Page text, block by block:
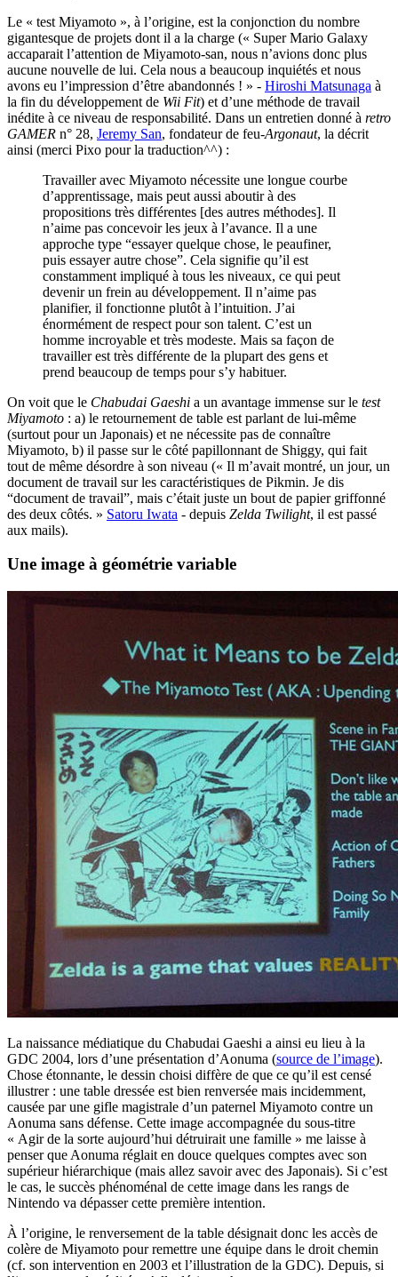
Le « test Miyamoto », à l’origine, est la conjonction du nombre
gigantesque de projets dont il a la charge (« Super Mario Galaxy
accaparait l’attention de Miyamoto-san, nous n’avions donc plus
aucune nouvelle de lui. Cela nous a beaucoup inquiétés et nous
avons eu l’impression d’être abandonnés ! » - Hiroshi Matsunaga à
la fin du développement de Wii Fit) et d’une méthode de travail
inédite à ce niveau de responsabilité. Dans un entretien donné à retro
GAMER n° 28, Jeremy San, fondateur de feu-Argonaut, la décrit
ainsi (merci Pixo pour la traduction^^) :
Travailler avec Miyamoto nécessite une longue courbe
d’apprentissage, mais peut aussi aboutir à des
propositions très différentes [des autres méthodes]. Il
n’aime pas concevoir les jeux à l’avance. Il a une
approche type “essayer quelque chose, le peaufiner,
puis essayer autre chose”. Cela signifie qu’il est
constamment impliqué à tous les niveaux, ce qui peut
devenir un frein au développement. Il n’aime pas
planifier, il fonctionne plutôt à l’intuition. J’ai
énormément de respect pour son talent. C’est un
homme incroyable et très modeste. Mais sa façon de
travailler est très différente de la plupart des gens et
prend beaucoup de temps pour s’y habituer.
On voit que le Chabudai Gaeshi a un avantage immense sur le test
Miyamoto : a) le retournement de table est parlant de lui-même
(surtout pour un Japonais) et ne nécessite pas de connaître
Miyamoto, b) il passe sur le côté papillonnant de Shiggy, qui fait
tout de même désordre à son niveau (« Il m’avait montré, un jour, un
document de travail sur les caractéristiques de Pikmin. Je dis
“document de travail”, mais c’était juste un bout de papier griffonné
des deux côtés. » Satoru Iwata - depuis Zelda Twilight, il est passé
aux mails).
Une image à géométrie variable
La naissance médiatique du Chabudai Gaeshi a ainsi eu lieu à la
GDC 2004, lors d’une présentation d’Aonuma (source de l’image).
Chose étonnante, le dessin choisi diffère de que ce qu’il est censé
illustrer : une table dressée est bien renversée mais incidemment,
causée par une gifle magistrale d’un paternel Miyamoto contre un
Aonuma sans défense. Cette image accompagnée du sous-titre
« Agir de la sorte aujourd’hui détruirait une famille » me laisse à
penser que Aonuma réglait en douce quelques comptes avec son
supérieur hiérarchique (mais allez savoir avec des Japonais). Si c’est
le cas, le succès phénoménal de cette image dans les rangs de
Nintendo va dépasser cette première intention.
À l’origine, le renversement de la table désignait donc les accès de
colère de Miyamoto pour remettre une équipe dans le droit chemin
(cf. son intervention en 2003 et l’illustration de la GDC). Depuis, si